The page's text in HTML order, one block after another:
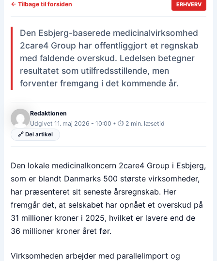
← Tilbage til forsiden ERHVERV
Den Esbjerg-baserede medicinalvirksomhed
2care4 Group har offentliggjort et regnskab
med faldende overskud. Ledelsen betegner
resultatet som utilfredsstillende, men
forventer fremgang i det kommende år.
Redaktionen
Udgivet 11. maj 2026 - 10:00 • ⏱️ 2 min. læsetid
🔗 Del artikel
Den lokale medicinalkoncern 2care4 Group i Esbjerg,
som er blandt Danmarks 500 største virksomheder,
har præsenteret sit seneste årsregnskab. Her
fremgår det, at selskabet har opnået et overskud på
31 millioner kroner i 2025, hvilket er lavere end de
36 millioner kroner året før.
Virksomheden arbejder med parallelimport og